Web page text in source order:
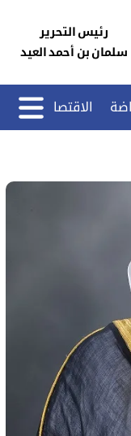
رئيس التحرير
سلمان بن أحمد العيد
الاقتصاد